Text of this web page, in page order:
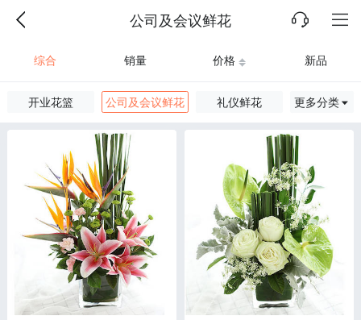
公司及会议鲜花
综合 销量 价格 新品
开业花篮 公司及会议鲜花 礼仪鲜花 更多分类